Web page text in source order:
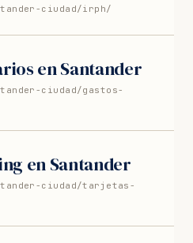
ciudad/irph/
en Santander
ciudad/gastos-
en Santander
ciudad/tarjetas-